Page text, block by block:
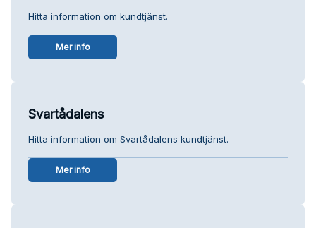
Hitta information om kundtjänst.
Mer info
Svartådalens
Hitta information om Svartådalens kundtjänst.
Mer info